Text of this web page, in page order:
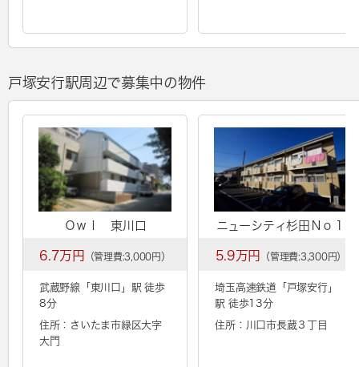
戸塚安行駅周辺で募集中の物件
Ｏｗｌ 東川口
6.7万円 （管理費:3,000円）
武蔵野線「 東川口 」駅 徒歩
8分
住所：さいたま市緑区大字
大門
ニューシティ杉田Ｎｏ１
5.9万円 （管理費:3,300円）
埼玉高速鉄道「 戸塚安行」
駅 徒歩13分
住所：川口市長蔵３丁目